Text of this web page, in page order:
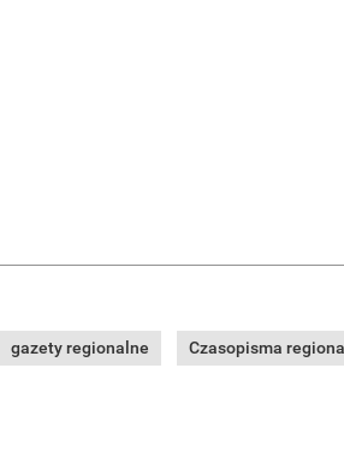
gazety regionalne Czasopisma